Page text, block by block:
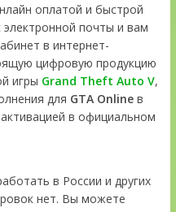
оплатой и быстрой
почты и вам
в интернет-
цифровую продукцию
игры Grand Theft Auto V,
для GTA Onlineв
в официальном
в России и других
нет. Вы можете